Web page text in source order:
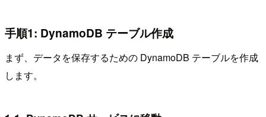
手順1: DynamoDB テーブル作成
まず、データを保存するための DynamoDB テーブルを作成
します。